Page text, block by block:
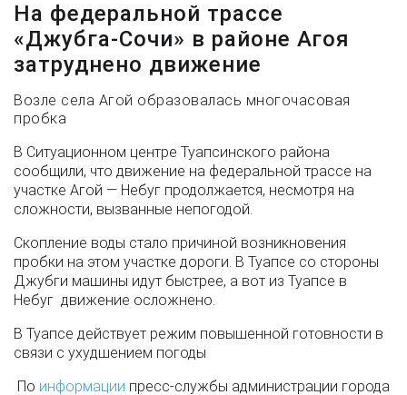
На федеральной трассе
«Джубга-Сочи» в районе Агоя
затруднено движение
Возле села Агой образовалась многочасовая
пробка
В Ситуационном центре Туапсинского района
сообщили, что движение на федеральной трассе на
участке Агой — Небуг продолжается, несмотря на
сложности, вызванные непогодой.
Скопление воды стало причиной возникновения
пробки на этом участке дороги. В Туапсе со стороны
Джубги машины идут быстрее, а вот из Туапсе в
Небуг движение осложнено.
В Туапсе действует режим повышенной готовности в
связи с ухудшением погоды
По информации пресс-службы администрации города